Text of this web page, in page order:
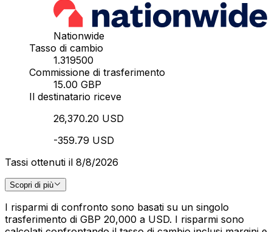
Nationwide
Tasso di cambio
1.319500
Commissione di trasferimento
15.00 GBP
Il destinatario riceve
26,370.20 USD
-359.79 USD
Tassi ottenuti il 8/8/2026
Scopri di più
I risparmi di confronto sono basati su un singolo
trasferimento di GBP 20,000 a USD. I risparmi sono